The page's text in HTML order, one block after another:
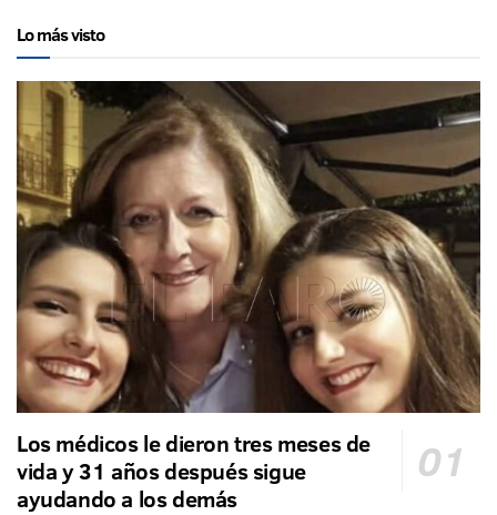
Lo más visto
Los médicos le dieron tres meses de
vida y 31 años después sigue
ayudando a los demás